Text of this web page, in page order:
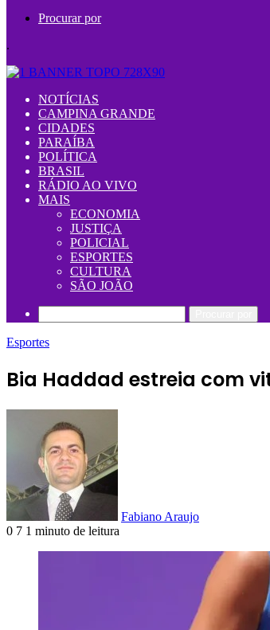
Procurar por
.
NOTÍCIAS
CAMPINA GRANDE
CIDADES
PARAÍBA
POLÍTICA
BRASIL
RÁDIO AO VIVO
MAIS
ECONOMIA
JUSTIÇA
POLICIAL
ESPORTES
CULTURA
SÃO JOÃO
Esportes
Bia Haddad estreia com
Fabiano Araujo
0 7 1 minuto de leitura